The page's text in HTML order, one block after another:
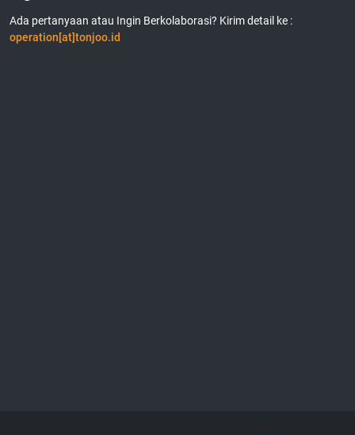
Ada pertanyaan atau Ingin Berkolaborasi? Kirim detail ke :
operation[at]tonjoo.id